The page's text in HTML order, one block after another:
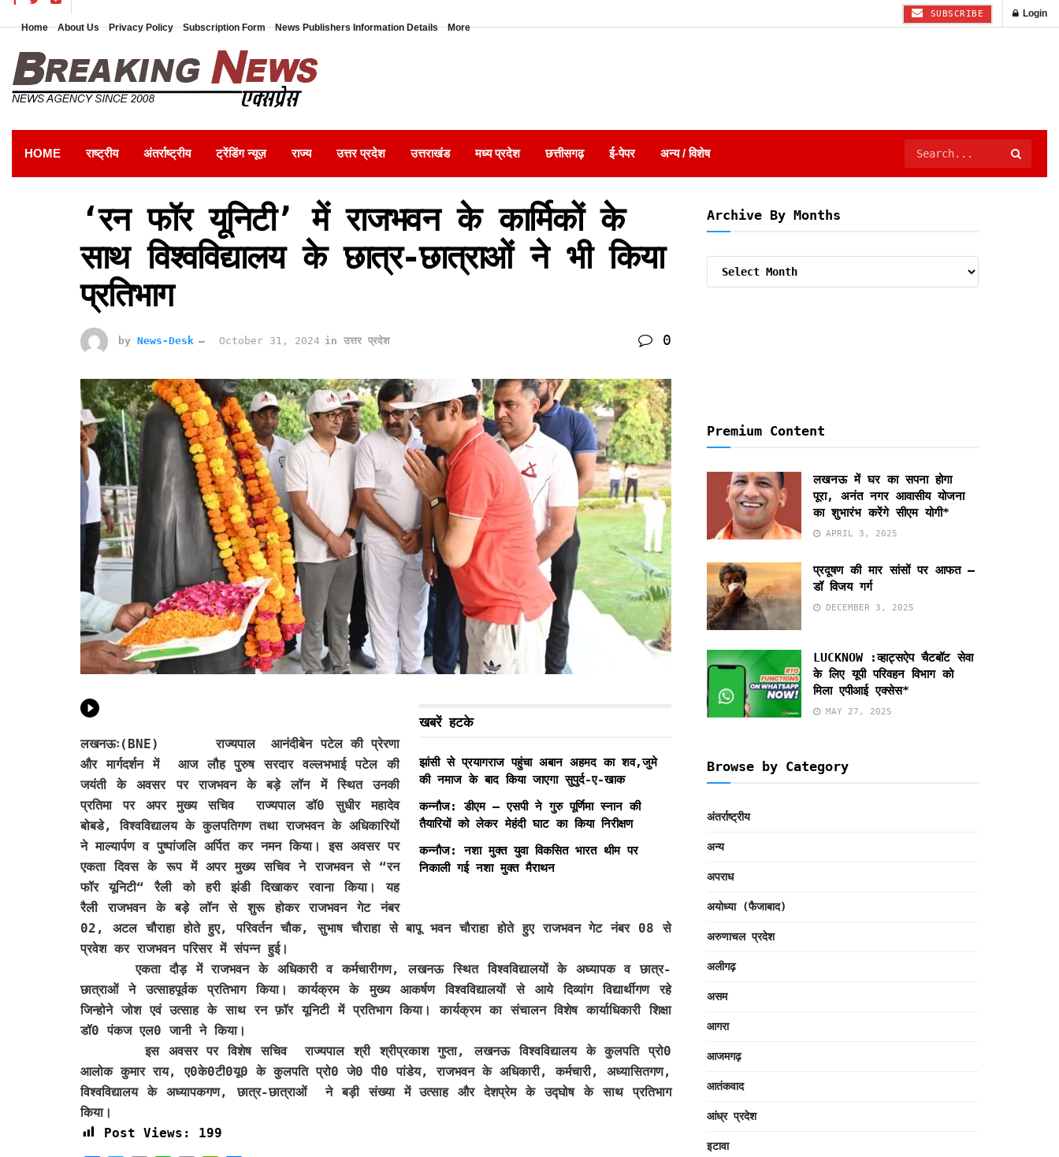
Home About Us Privacy Policy Subscription Form News Publishers Information Details More
SUBSCRIBE Login
HOME राष्ट्रीय अंतर्राष्ट्रीय ट्रेंडिंग न्यूज़ राज्य उत्तर प्रदेश उत्तराखंड मध्य प्रदेश छत्तीसगढ़ ई-पेपर अन्य / विशेष
‘रन फॉर यूनिटी’ में राजभवन के कार्मिकों के
साथ विश्वविद्यालय के छात्र-छात्राओं ने भी किया
प्रतिभाग
by News-Desk October 31, 2024 in उत्तर प्रदेश 0
खबरें हटके
झांसी से प्रयागराज पहुंचा अबान अहमद का शव,जुमे
की नमाज के बाद किया जाएगा सुपुर्द-ए-खाक
कन्नौज: डीएम – एसपी ने गुरु पूर्णिमा स्नान की
तैयारियों को लेकर मेहंदी घाट का किया निरीक्षण
कन्नौज: नशा मुक्त युवा विकसित भारत थीम पर
निकाली गई नशा मुक्त मैराथन
लखनऊः(BNE) राज्यपाल आनंदीबेन पटेल की प्रेरणा
और मार्गदर्शन में आज लौह पुरुष सरदार वल्लभभाई पटेल की
जयंती के अवसर पर राजभवन के बड़े लॉन में स्थित उनकी
प्रतिमा पर अपर मुख्य सचिव राज्यपाल डॉ0 सुधीर महादेव
बोबडे, विश्वविद्यालय के कुलपतिगण तथा राजभवन के अधिकारियों
ने माल्यार्पण व पुष्पांजलि अर्पित कर नमन किया। इस अवसर पर
एकता दिवस के रूप में अपर मुख्य सचिव ने राजभवन से “रन
फॉर यूनिटी“ रैली को हरी झंडी दिखाकर रवाना किया। यह
रैली राजभवन के बड़े लॉन से शुरू होकर राजभवन गेट नंबर
02, अटल चौराहा होते हुए, परिवर्तन चौक, सुभाष चौराहा से बापू भवन चौराहा होते हुए राजभवन गेट नंबर 08 से
प्रवेश कर राजभवन परिसर में संपन्न हुई।
एकता दौड़ में राजभवन के अधिकारी व कर्मचारीगण, लखनऊ स्थित विश्वविद्यालयों के अध्यापक व छात्र-
छात्राओं ने उत्साहपूर्वक प्रतिभाग किया। कार्यक्रम के मुख्य आकर्षण विश्वविद्यालयों से आये दिव्यांग विद्यार्थीगण रहे
जिन्होने जोश एवं उत्साह के साथ रन फ़ॉर यूनिटी में प्रतिभाग किया। कार्यक्रम का संचालन विशेष कार्याधिकारी शिक्षा
डॉ0 पंकज एल0 जानी ने किया।
इस अवसर पर विशेष सचिव राज्यपाल श्री श्रीप्रकाश गुप्ता, लखनऊ विश्वविद्यालय के कुलपति प्रो0
आलोक कुमार राय, ए0के0टी0यू0 के कुलपति प्रो0 जे0 पी0 पांडेय, राजभवन के अधिकारी, कर्मचारी, अध्यासितगण,
विश्वविद्यालय के अध्यापकगण, छात्र-छात्राओं ने बड़ी संख्या में उत्साह और देशप्रेम के उद्घोष के साथ प्रतिभाग
किया।
Post Views:
199
Archive By Months
Premium Content
लखनऊ में घर का सपना होगा
पूरा, अनंत नगर आवासीय योजना
का शुभारंभ करेंगे सीएम योगी*
APRIL 3, 2025
प्रदूषण की मार सांसों पर आफत –
डॉ विजय गर्ग
DECEMBER 3, 2025
LUCKNOW :व्हाट्सऐप चैटबॉट सेवा
के लिए यूपी परिवहन विभाग को
मिला एपीआई एक्सेस*
MAY 27, 2025
Browse by Category
अंतर्राष्ट्रीय
अन्य
अपराध
अयोध्या (फैजाबाद)
अरुणाचल प्रदेश
अलीगढ़
असम
आगरा
आजमगढ़
आतंकवाद
आंध्र प्रदेश
इटावा